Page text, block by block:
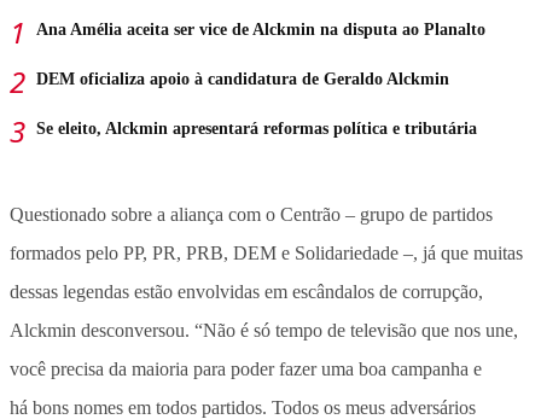
Ana Amélia aceita ser vice de Alckmin na disputa ao Planalto
DEM oficializa apoio à candidatura de Geraldo Alckmin
Se eleito, Alckmin apresentará reformas política e tributária
Questionado sobre a aliança com o Centrão – grupo de partidos
formados pelo PP, PR, PRB, DEM e Solidariedade –, já que muitas
dessas legendas estão envolvidas em escândalos de corrupção,
Alckmin desconversou. “Não é só tempo de televisão que nos une,
você precisa da maioria para poder fazer uma boa campanha e
há bons nomes em todos partidos. Todos os meus adversários